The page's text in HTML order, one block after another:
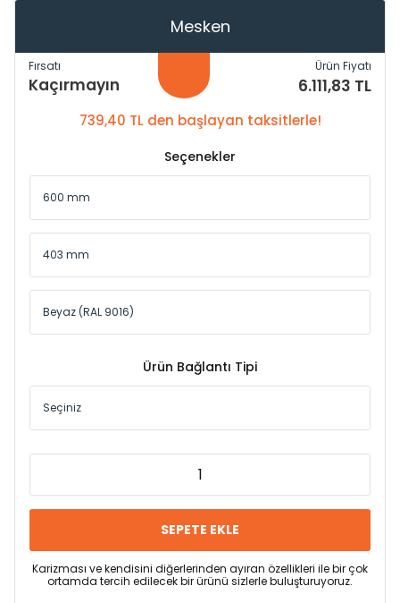
Mesken
Fırsatı
Kaçırmayın
Ürün Fiyatı
6.111,83 TL
739,40 TL den başlayan taksitlerle!
Seçenekler
Ürün Bağlantı Tipi
SEPETE EKLE
Karizması ve kendisini diğerlerinden ayıran özellikleri ile bir çok
ortamda tercih edilecek bir ürünü sizlerle buluşturuyoruz.